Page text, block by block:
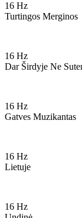
16 Hz
Turtingos Merginos
16 Hz
Dar Širdyje Ne
16 Hz
Gatves Muzikantas
16 Hz
Lietuje
16 Hz